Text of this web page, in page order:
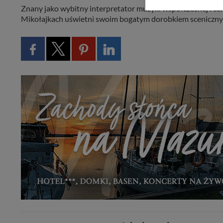
Znany jako wybitny interpretator muzyki współczesnej i
Mikołajkach uświetni swoim bogatym dorobkiem
zasadach i
W każdej chwili
przetwarzania.
informacji
przypadkach nie
Dziękujemy, i